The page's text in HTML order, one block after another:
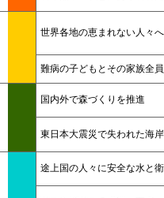
世界各地の恵まれない人々
難病の子どもとその家族全
国内外で森づくりを推進
東日本大震災で失われた海
途上国の人々に安全な水と